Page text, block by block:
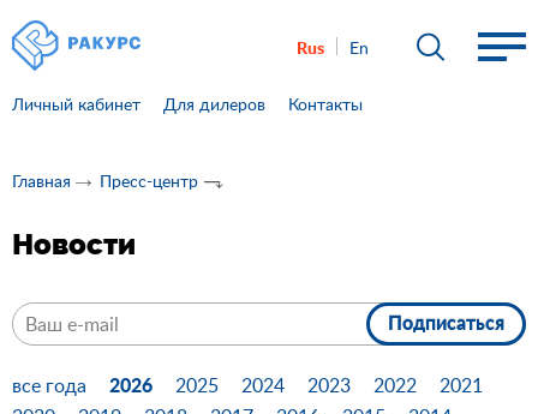
Rus En
Личный кабинет Для дилеров Контакты
Главная Пресс-центр
Новости
Подписаться
все года 2026 2025 2024 2023 2022
2021